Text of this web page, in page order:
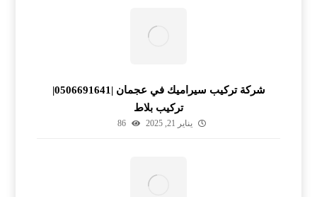
شركة تركيب سيراميك في عجمان |0506691641|
تركيب بلاط
يناير 21, 2025 86